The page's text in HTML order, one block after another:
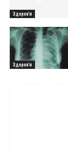
Здоров'я
Здоров'я